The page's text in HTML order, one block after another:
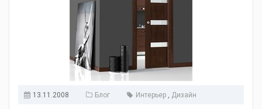
13.11.2008 Блог Интерьер , Дизайн